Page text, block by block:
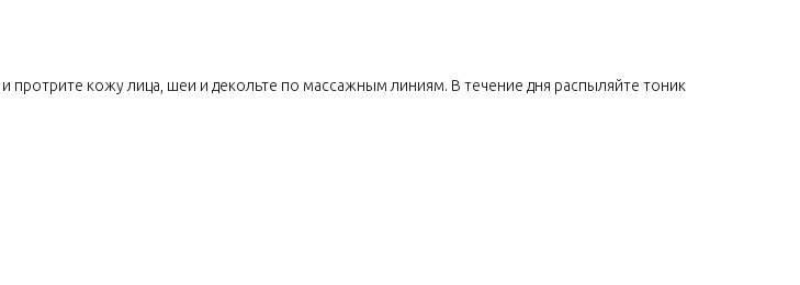
протрите кожу лица, шеи и декольте по массажным линиям. В течение дня распыляйте тоник